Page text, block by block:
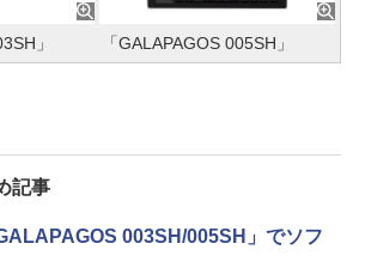
」 「GALAPAGOS 005SH」
記事
003SH/005SH」でソフ